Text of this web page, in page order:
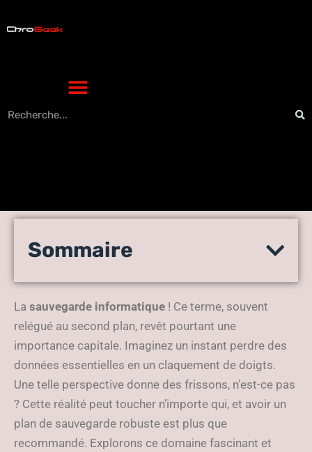
Sauvegarde informatique :
de données critiques
Sommaire
La sauvegarde informatique ! Ce terme, souvent
relégué au second plan, revêt pourtant une
importance capitale. Imaginez un instant perdre des
données essentielles en un claquement de doigts.
Une telle perspective donne des frissons, n’est-ce pas
? Cette réalité peut toucher n’importe qui, et avoir un
plan de sauvegarde robuste est plus que
recommandé. Explorons ce domaine fascinant et